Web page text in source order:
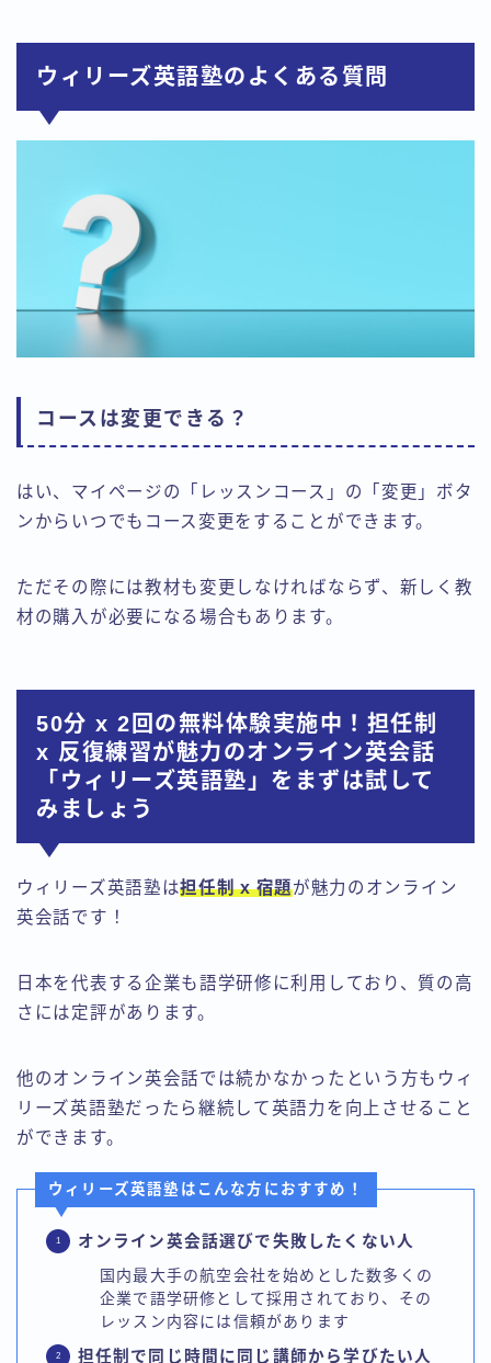
Follow Me
ウィリーズ英語塾のよくある質問
コースは変更できる？
はい、マイページの「レッスンコース」の「変更」ボタ
ンからいつでもコース変更をすることができます。
ただその際には教材も変更しなければならず、新しく教
材の購入が必要になる場合もあります。
50分 x 2回の無料体験実施中！担任制
x 反復練習が魅力のオンライン英会話
「ウィリーズ英語塾」をまずは試して
みましょう
ウィリーズ英語塾は担任制 x 宿題が魅力のオンライン
英会話です！
日本を代表する企業も語学研修に利用しており、質の高
さには定評があります。
他のオンライン英会話では続かなかったという方もウィ
リーズ英語塾だったら継続して英語力を向上させること
ができます。
ウィリーズ英語塾はこんな方におすすめ！
オンライン英会話選びで失敗したくない人
国内最大手の航空会社を始めとした数多くの
企業で語学研修として採用されており、その
レッスン内容には信頼があります
担任制で同じ時間に同じ講師から学びたい人